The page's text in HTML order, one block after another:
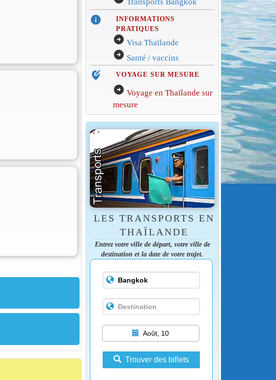
Transports Bangkok
info
INFORMATIONS
PRATIQUES
arrow_circle_right Visa Thaïlande
arrow_circle_right Santé / vaccins
edit_location_alt VOYAGE SUR MESURE
arrow_circle_right Voyage en Thaïlande sur
mesure
LES TRANSPORTS EN
THAÏLANDE
Entrez votre ville de départ, votre ville de
destination et la date de votre trajet.
Août, 10
Trouver des billets